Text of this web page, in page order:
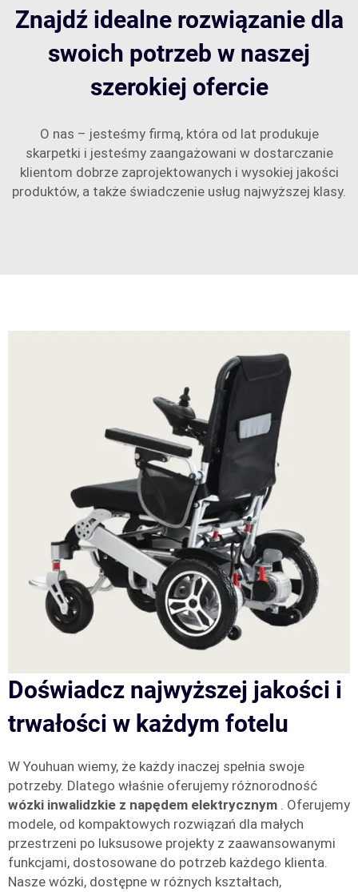
Znajdź idealne rozwiązanie dla
swoich potrzeb w naszej
szerokiej ofercie
O nas – jesteśmy firmą, która od lat produkuje
skarpetki i jesteśmy zaangażowani w dostarczanie
klientom dobrze zaprojektowanych i wysokiej jakości
produktów, a także świadczenie usług najwyższej klasy.
Doświadcz najwyższej jakości i
trwałości w każdym fotelu
W Youhuan wiemy, że każdy inaczej spełnia swoje
potrzeby. Dlatego właśnie oferujemy różnorodność
wózki inwalidzkie z napędem elektrycznym . Oferujemy
modele, od kompaktowych rozwiązań dla małych
przestrzeni po luksusowe projekty z zaawansowanymi
funkcjami, dostosowane do potrzeb każdego klienta.
Nasze wózki, dostępne w różnych kształtach,